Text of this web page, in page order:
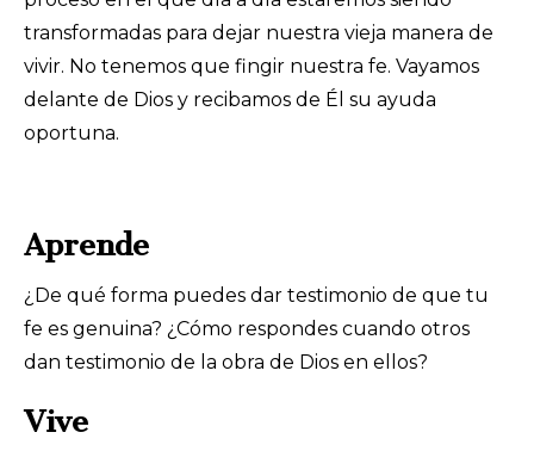
transformadas para dejar nuestra vieja manera de
vivir. No tenemos que fingir nuestra fe. Vayamos
delante de Dios y recibamos de Él su ayuda
oportuna.
Aprende
¿De qué forma puedes dar testimonio de que tu
fe es genuina? ¿Cómo respondes cuando otros
dan testimonio de la obra de Dios en ellos?
Vive